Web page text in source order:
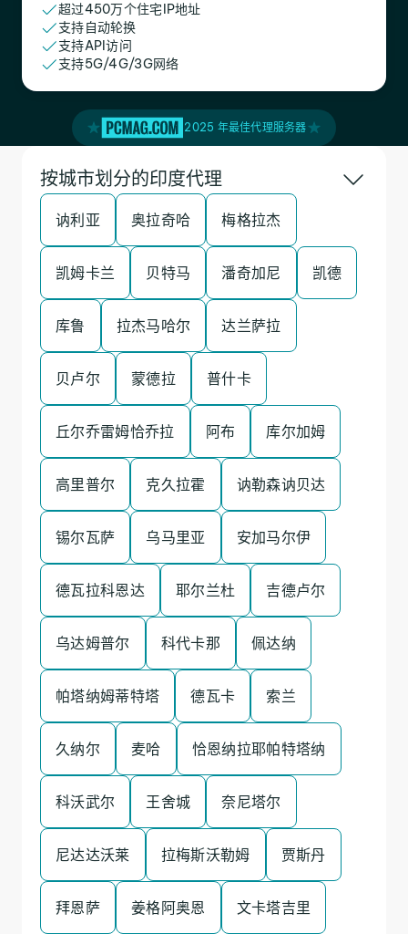
超过450万个住宅IP地址
支持自动轮换
支持API访问
支持5G/4G/3G网络
2025 年最佳代理服务器
按城市划分的印度代理
讷利亚 奥拉奇哈 梅格拉杰
凯姆卡兰 贝特马 潘奇加尼 凯德
库鲁 拉杰马哈尔 达兰萨拉
贝卢尔 蒙德拉 普什卡
丘尔乔雷姆恰乔拉 阿布 库尔加姆
高里普尔 克久拉霍 讷勒森讷贝达
锡尔瓦萨 乌马里亚 安加马尔伊
德瓦拉科恩达 耶尔兰杜 吉德卢尔
乌达姆普尔 科代卡那 佩达纳
帕塔纳姆蒂特塔 德瓦卡 索兰
久纳尔 麦哈 恰恩纳拉耶帕特塔纳
科沃武尔 王舍城 奈尼塔尔
尼达达沃莱 拉梅斯沃勒姆 贾斯丹
拜恩萨 姜格阿奥恩 文卡塔吉里